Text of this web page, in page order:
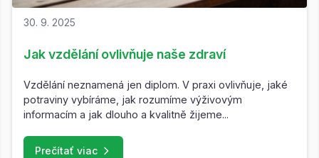
30. 9. 2025
Jak vzdělání ovlivňuje naše zdraví
Vzdělání neznamená jen diplom. V praxi ovlivňuje, jaké
potraviny vybíráme, jak rozumíme výživovým
informacím a jak dlouho a kvalitně žijeme...
Prečítať viac